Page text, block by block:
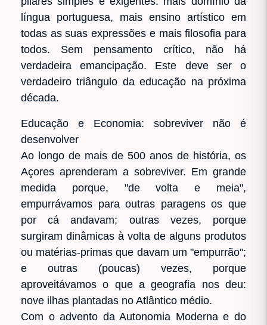
língua portuguesa, mais ensino artístico em
todas as suas expressões e mais filosofia para
todos. Sem pensamento crítico, não há
verdadeira emancipação. Este deve ser o
verdadeiro triângulo da educação na próxima
década.
Educação e Economia: sobreviver não é
desenvolver
Ao longo de mais de 500 anos de história, os
Açores aprenderam a sobreviver. Em grande
medida porque, "de volta e meia",
empurrávamos para outras paragens os que
por cá andavam; outras vezes, porque
surgiram dinâmicas à volta de alguns produtos
ou matérias-primas que davam um "empurrão";
e outras (poucas) vezes, porque
aproveitávamos o que a geografia nos deu:
nove ilhas plantadas no Atlântico médio.
Com o advento da Autonomia Moderna e do